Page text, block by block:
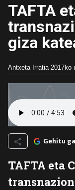
TAFTA
giza
Antxeta Irratia 2017ko
Gehitu
TAFTA eta